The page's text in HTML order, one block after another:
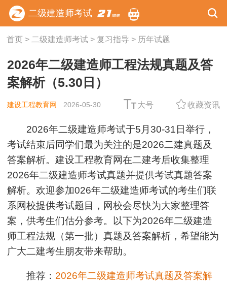
二级建造师考试
首页> 二级建造师考试> 复习指导 > 历年试题
2026年二级建造师工程法规真题及答
案解析（5.30日）
建设工程教育网 2026-05-30 大号 收藏资讯
2026年二级建造师考试于5月30-31日举行，
考试结束后同学们最为关注的是2026二建真题及
答案解析。建设工程教育网在二建考后收集整理
2026年二级建造师考试真题并提供考试真题答案
解析。欢迎参加026年二级建造师考试的考生们联
系网校提供考试题目，网校会尽快为大家整理答
案，供考生们估分参考。以下为2026年二级建造
师工程法规（第一批）真题及答案解析，希望能为
广大二建考生朋友带来帮助。
推荐： 2026年二级建造师考试真题及答案解